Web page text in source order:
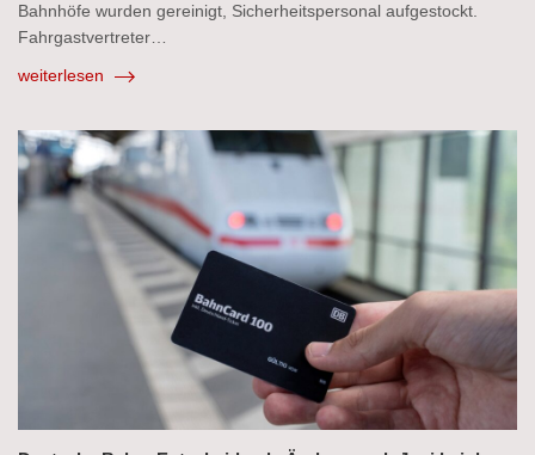
Bahnhöfe wurden gereinigt, Sicherheitspersonal aufgestockt.
Fahrgastvertreter…
weiterlesen